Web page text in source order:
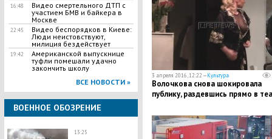
16:48
Видео смертельного ДТП с
участием БМВ и байкера в
Москве
22:45
Видео беспорядков в Киеве:
Люди неистовствуют,
милиция бездействует
19:42
Американской выпускнице
туфли помешали удачно
закончить школу
ВСЕ НОВОСТИ »
ВОЕННОЕ ОБОЗРЕНИЕ
13:25
3 апреля 2016, 12:22 —Культура
Волочкова снова шокировала
публику, раздевшись прямо в